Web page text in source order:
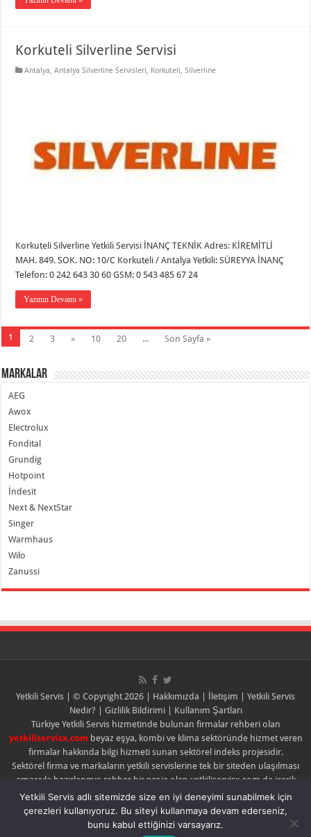
Korkuteli Silverline Servisi
Antalya,Antalya Silverline Servisleri, Korkuteli,Silverline
Korkuteli Silverline Yetkili Servisi İNANÇ TEKNİK Adres: KİREMİTLİ
MAH. 849. SOK. NO: 10/C Korkuteli / Antalya Yetkili: SÜREYYA İNANÇ
Telefon: 0 242 643 30 60 GSM: 0 543 485 67 24
Yazının Devamı »
1 2 3 » 10 20 ... Son Sayfa »
Markalar
AEG
Awox
Electrolux
Fondital
Grundig
Hotpoint
İndesit
Next & NextStar
Singer
Warmhaus
Wilo
Zanussi
Yetkili Servis | © Copyright 2026 | Hakkımızda | İletişim | Yetkili Servis
Nedir? | Gizlilik Bildirimi| Kullanım Şartları
Türkiye Yetkili Servis hizmetinde bulunan firmalar rehberi olan
yetkiliservisx.combeyaz eşya, kombi ve klima sektöründe hizmet veren
firmalar hakkında bilgi hizmeti sunan sektörel indeks projesidir.
Sektörel firma ve markaların yetkili servislerine tek bir siteden ulaşılması
amacıyla hazırlanmış rehber bir proje olan yetkiliservisx.com da içerik
ücretsizdir.
İçerikteki bilgilerin güncelliği ve doğruluğundan yetkiliservisx.com sorumlu
tutulamaz. Yetkiliservisx.com sadece yayıncıdır.
Yetkili Servis adlı sitemizde size en iyi deneyimi sunabilmek için
çerezleri kullanıyoruz. Bu siteyi kullanmaya devam ederseniz,
bunu kabul ettiğinizi varsayarız.